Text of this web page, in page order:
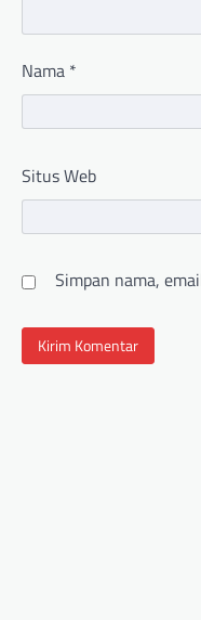
Nama *
Situs Web
Simpan nama,